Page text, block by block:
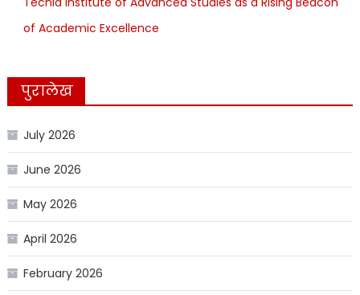
of Academic Excellence
पुरालेख
July 2026
June 2026
May 2026
April 2026
February 2026